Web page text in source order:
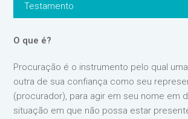
Testamento
O que é?
Procuração é o instrumento pelo qual
outra de sua confiança como seu
(procurador), para agir em seu nome em
situação em que não possa estar